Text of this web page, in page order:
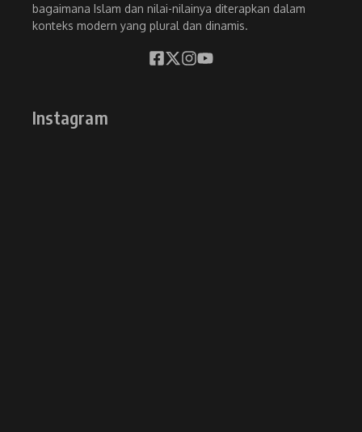
bagaimana Islam dan nilai-nilainya diterapkan dalam
konteks modern yang plural dan dinamis.
Instagram